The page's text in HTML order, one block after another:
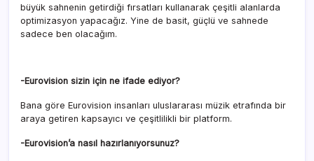
büyük sahnenin getirdiği fırsatları kullanarak çeşitli alanlarda
optimizasyon yapacağız. Yine de basit, güçlü ve sahnede
sadece ben olacağım.
-Eurovision sizin için ne ifade ediyor?
Bana göre Eurovision insanları uluslararası müzik etrafında bir
araya getiren kapsayıcı ve çeşitlilikli bir platform.
-Eurovision’a nasıl hazırlanıyorsunuz?